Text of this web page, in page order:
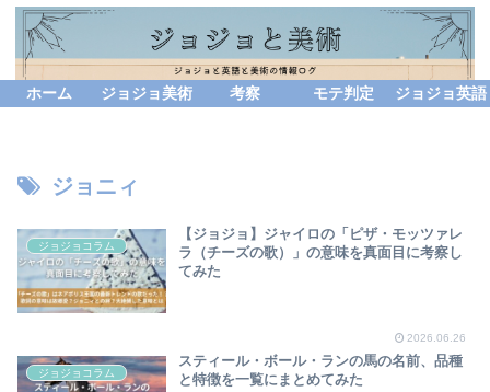
ホーム ジョジョ美術 考察 モテ判定 ジョジョ英語
ジョニィ
ジョジョコラム
【ジョジョ】ジャイロの「ピザ・モッツァレ
ラ（チーズの歌）」の意味を真面目に考察し
てみた
2026.06.26
ジョジョコラム
スティール・ボール・ランの馬の名前、品種
と特徴を一覧にまとめてみた